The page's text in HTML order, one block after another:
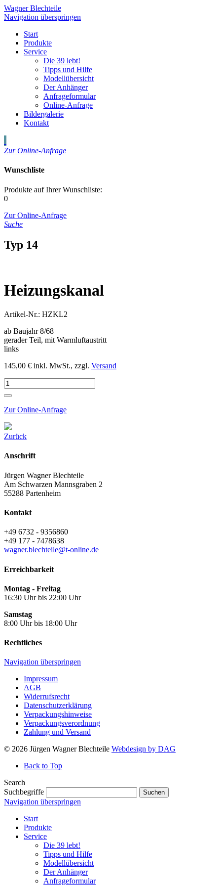
Wagner Blechteile
Navigation überspringen
Start
Produkte
Service
Die 39 lebt!
Tipps und Hilfe
Modellübersicht
Der Anhänger
Anfrageformular
Online-Anfrage
Bildergalerie
Kontakt
Zur Online-Anfrage
Wunschliste
Produkte auf Ihrer Wunschliste:
0
Zur Online-Anfrage
Suche
Typ 14
Heizungskanal
Artikel-Nr.: HZKL2
ab Baujahr 8/68
gerader Teil, mit Warmluftaustritt
links
145,00 € inkl. MwSt., zzgl. Versand
Zur Online-Anfrage
Zurück
Anschrift
Jürgen Wagner Blechteile
Am Schwarzen Mannsgraben 2
55288 Partenheim
Kontakt
+49 6732 - 9356860
+49 177 - 7478638
wagner.blechteile@t-online.de
Erreichbarkeit
Montag - Freitag
16:30 Uhr bis 22:00 Uhr
Samstag
8:00 Uhr bis 18:00 Uhr
Rechtliches
Navigation überspringen
Impressum
AGB
Widerrufsrecht
Datenschutzerklärung
Verpackungshinweise
Verpackungsverordnung
Zahlung und Versand
© 2026 Jürgen Wagner Blechteile Webdesign by DAG
Back to Top
Search
Suchbegriffe
Suchen
Navigation überspringen
Start
Produkte
Service
Die 39 lebt!
Tipps und Hilfe
Modellübersicht
Der Anhänger
Anfrageformular